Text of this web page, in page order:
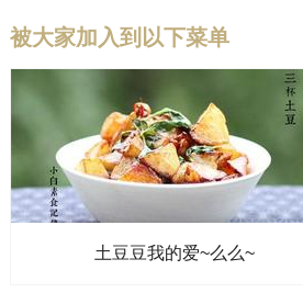
被大家加入到以下菜单
土豆豆我的爱~么么~